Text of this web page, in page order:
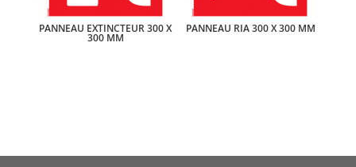
PANNEAU EXTINCTEUR 300 X
300 MM
PANNEAU RIA 300 X 300 MM